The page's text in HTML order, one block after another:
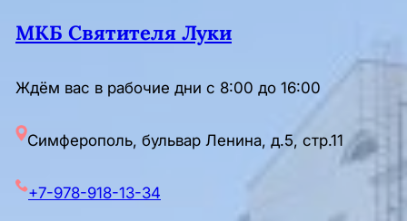
МКБ Святителя Луки
Ждём вас в рабочие дни с 8:00 до 16:00
Симферополь, бульвар Ленина, д.5, стр.11
+7-978-918-13-34